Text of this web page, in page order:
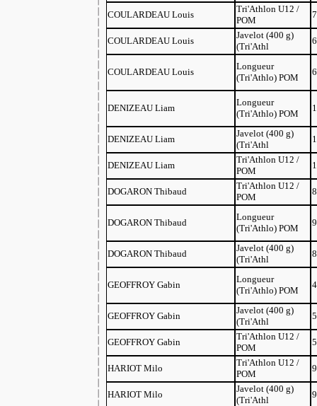
COULARDEAU Louis
Tri'Athlon U12 /
POM
COULARDEAU Louis
Javelot (400 g)
(Tri'Athl
COULARDEAU Louis
Longueur
(Tri'Athlo) POM
DENIZEAU Liam
Longueur
(Tri'Athlo) POM
DENIZEAU Liam
Javelot (400 g)
(Tri'Athl
DENIZEAU Liam
Tri'Athlon U12 /
POM
DOGARON Thibaud
Tri'Athlon U12 /
POM
DOGARON Thibaud
Longueur
(Tri'Athlo) POM
DOGARON Thibaud
Javelot (400 g)
(Tri'Athl
GEOFFROY Gabin
Longueur
(Tri'Athlo) POM
GEOFFROY Gabin
Javelot (400 g)
(Tri'Athl
GEOFFROY Gabin
Tri'Athlon U12 /
POM
HARIOT Milo
Tri'Athlon U12 /
POM
HARIOT Milo
Javelot (400 g)
(Tri'Athl